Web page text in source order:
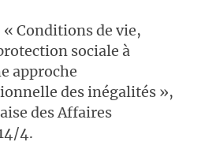
Conditions de vie,
sociale à
approche
des inégalités »,
des Affaires
4.